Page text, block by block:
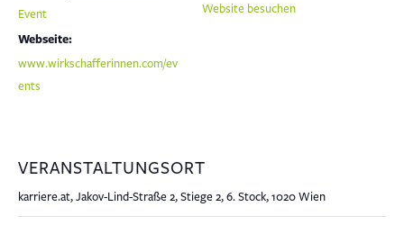
Event
Webseite:
www.wirkschafferinnen.com/ev
ents
Website besuchen
VERANSTALTUNGSORT
karriere.at, Jakov-Lind-Straße 2, Stiege 2, 6. Stock, 1020 Wien